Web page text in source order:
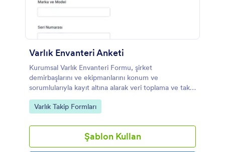
Varlık Envanteri Anketi
Kurumsal Varlık Envanteri Formu, şirket
demirbaşlarını ve ekipmanlarını konum ve
sorumlularıyla kayıt altına alarak veri toplama ve takip
süreçlerini tek noktadan yürütmek isteyen ekipler
için idealdir.
Go to Category:
Varlık Takip Formları
Şablon Kullan